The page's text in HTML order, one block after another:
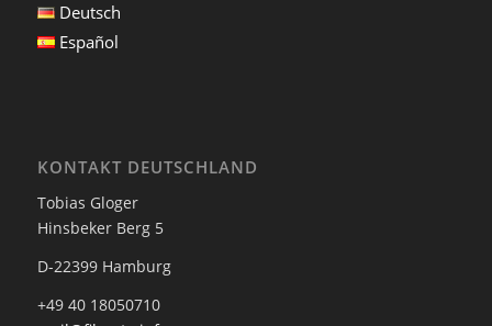
Deutsch
Español
KONTAKT DEUTSCHLAND
Tobias Gloger
Hinsbeker Berg 5
D-22399 Hamburg
+49 40 18050710